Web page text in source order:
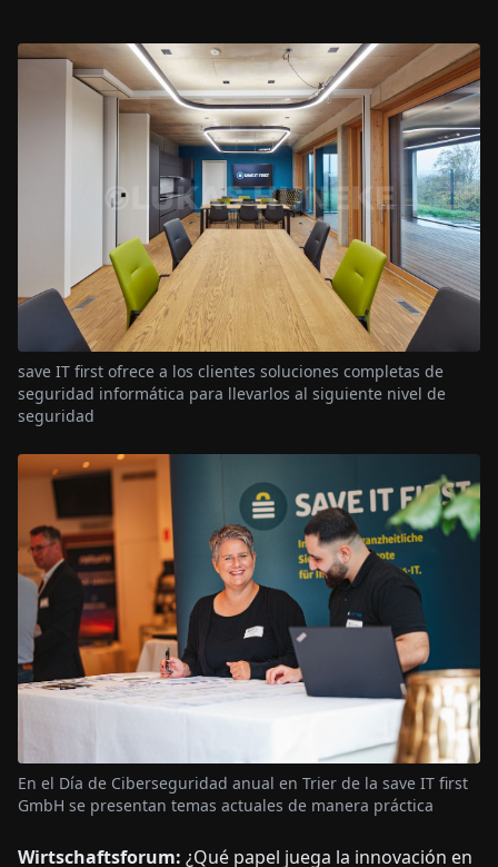
save IT first ofrece a los clientes soluciones completas de
seguridad informática para llevarlos al siguiente nivel de
seguridad
En el Día de Ciberseguridad anual en Trier de la save IT first
GmbH se presentan temas actuales de manera práctica
Wirtschaftsforum: ¿Qué papel juega la innovación en